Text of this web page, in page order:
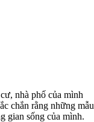
nhà phố của mình
chắn rằng những mẫu
gian sống của mình.